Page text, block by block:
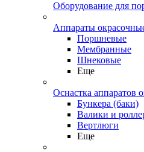
Оборудование для
Аппараты
Поршневые
Мембранные
Шнековые
Еще
Оснастка аппаратов
Бункера (баки)
Валики и
Вертлюги
Еще